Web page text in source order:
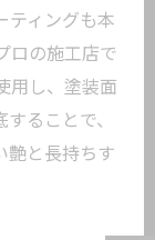
ティングも本
ロの施工店で
用し、塗装面
ることで、
艶と長持ちす